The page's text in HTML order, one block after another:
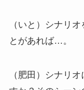
（いと）シナリ
とがあれば…。
（肥田）シナリ